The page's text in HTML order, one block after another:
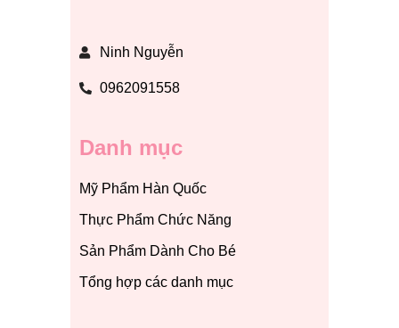
Ninh Nguyễn
0962091558
Danh mục
Mỹ Phẩm Hàn Quốc
Thực Phẩm Chức Năng
Sản Phẩm Dành Cho Bé
Tổng hợp các danh mục